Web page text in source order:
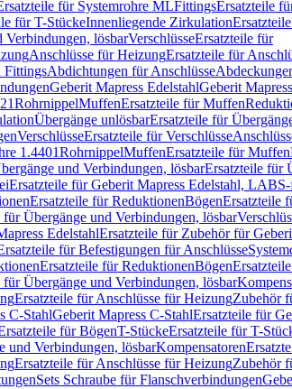
für Systemrohre MLFittingsErsatzteile
für T-StückeInnenliegende Zirkulation
Verbindungen, lösbarVerschlüsseErsatzteile für
Anschlüsse für HeizungErsatzteile für
FittingsAbdichtungen für Anschlüsse
Geberit Mapress EdelstahlGeberit
RohrnippelMuffenErsatzteile für Muffen
Übergänge unlösbarErsatzteile für
VerschlüsseErsatzteile für Verschlüsse
1.4401RohrnippelMuffenErsatzteile für Muffen
und Verbindungen, lösbarErsatzteile für
Ersatzteile für Geberit Mapress Edelstahl,
Ersatzteile für ReduktionenBögenErsatzteile
für Übergänge und Verbindungen, lösbar
EdelstahlErsatzteile für Zubehör für
für Befestigungen für Anschlüsse
Ersatzteile für ReduktionenBögen
für Übergänge und Verbindungen, lösbar
Ersatzteile für Anschlüsse für HeizungZubehör
C-StahlGeberit Mapress C-StahlErsatzteile für
für BögenT-StückeErsatzteile für T-
und Verbindungen, lösbarKompensatoren
Ersatzteile für Anschlüsse für HeizungZubehör
Sets Schraube für Flanschverbindungen